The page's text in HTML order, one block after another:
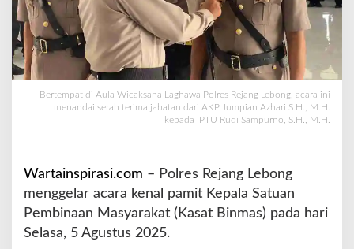
K
s
t
i
n
o
l
Bertempat di Aula Wicaksana Laghawa Polres Rejang Lebong, acara ini
menandai serah terima jabatan dari AKP Jumpian Azhari S.H., M.H.
kepada IPTU Rudi Sampurno, S.H., M.H.
Wartainspirasi.com – Polres Rejang Lebong
menggelar acara kenal pamit Kepala Satuan
Pembinaan Masyarakat (Kasat Binmas) pada hari
Selasa, 5 Agustus 2025.